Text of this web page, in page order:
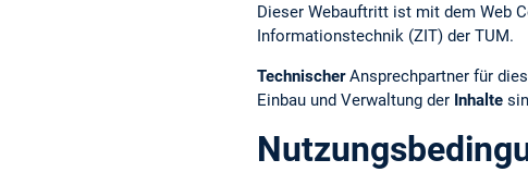
Dieser Webauftritt ist mit dem Web
Informationstechnik (ZIT) der TUM.
TechnischerAnsprechpartner für
Einbau und Verwaltung der Inhalte